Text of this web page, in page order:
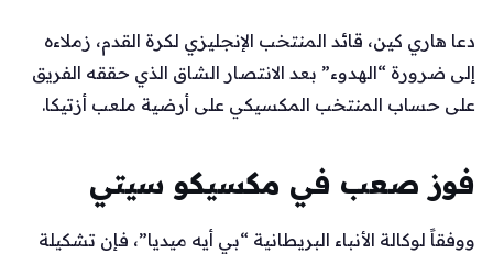
دعا هاري كين، قائد المنتخب الإنجليزي لكرة القدم، زملاءه
إلى ضرورة “الهدوء” بعد الانتصار الشاق الذي حققه الفريق
على حساب المنتخب المكسيكي على أرضية ملعب أزتيكا.
فوز صعب في مكسيكو سيتي
ووفقاً لوكالة الأنباء البريطانية “بي أيه ميديا”، فإن تشكيلة